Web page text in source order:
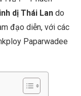
dị Thái Lan do
đạo diễn, với các
Paparwadee